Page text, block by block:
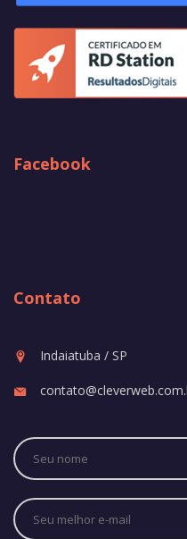
Facebook
Contato
Indaiatuba / SP